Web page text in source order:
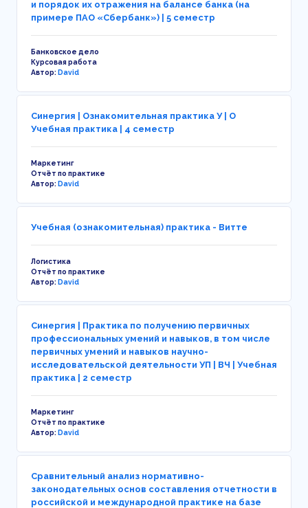
и порядок их отражения на балансе банка (на
примере ПАО «Сбербанк») | 5 семестр
Банковское дело
Курсовая работа
Автор:David
Синергия | Ознакомительная практика У | О
Учебная практика | 4 семестр
Маркетинг
Отчёт по практике
Автор:David
Учебная (ознакомительная) практика - Витте
Логистика
Отчёт по практике
Автор:David
Синергия | Практика по получению первичных
профессиональных умений и навыков, в том числе
первичных умений и навыков научно-
исследовательской деятельности УП | ВЧ | Учебная
практика | 2 семестр
Маркетинг
Отчёт по практике
Автор:David
Сравнительный анализ нормативно-
законодательных основ составления отчетности в
российской и международной практике на базе